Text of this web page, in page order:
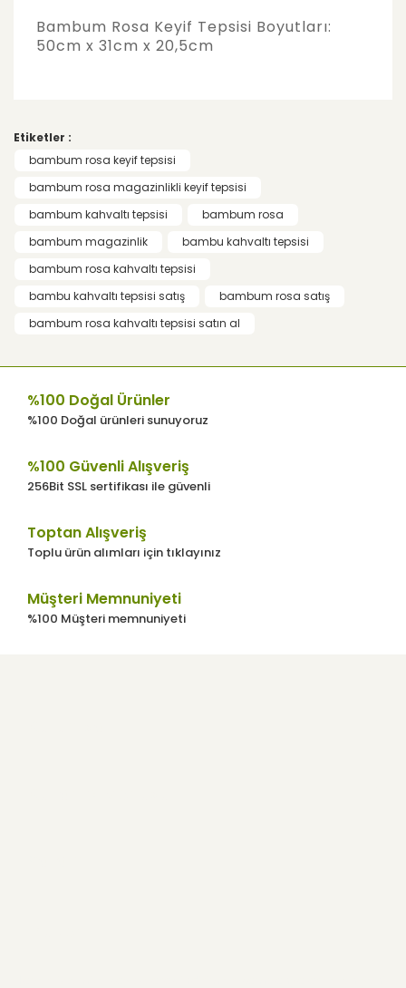
Bambum Rosa Keyif Tepsisi Boyutları:
50cm x 31cm x 20,5cm
Yorum Yaz
kullanarak tarafımıza iletebilirsiniz.
Görüş ve önerileriniz için teşekkür ederiz.
görüntülenemiyor.
Ürün açıklamasında eksik bilgiler
bulunuyor.
Ürün bilgilerinde hatalar bulunuyor.
Ürün fiyatı diğer sitelerden daha pahalı.
Gönder
Etiketler :
bambum rosa keyif tepsisi
bambum rosa magazinlikli keyif tepsisi
bambum kahvaltı tepsisi
bambum rosa
bambum magazinlik
bambu kahvaltı tepsisi
bambum rosa kahvaltı tepsisi
bambu kahvaltı tepsisi satış
bambum rosa satış
bambum rosa kahvaltı tepsisi satın al
%100 Doğal Ürünler
%100 Doğal ürünleri sunuyoruz
%100 Güvenli Alışveriş
256Bit SSL sertifikası ile güvenli
Toptan Alışveriş
Toplu ürün alımları için tıklayınız
Müşteri Memnuniyeti
%100 Müşteri memnuniyeti